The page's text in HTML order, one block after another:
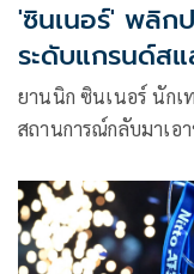
'ซินเนอร์' พลิก
ระดับแกรนด์ส
ยานนิก ซินเนอร์ นักเ
สถานการณ์กลับมาเอ
เพน 2024 รอบชิงชน
แชมป์ไปครองได้สำเร็